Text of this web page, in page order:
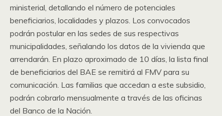
ministerial, detallando el número de potenciales
beneficiarios, localidades y plazos. Los convocados
podrán postular en las sedes de sus respectivas
municipalidades, señalando los datos de la vivienda que
arrendarán. En plazo aproximado de 10 días, la lista final
de beneficiarios del BAE se remitirá al FMV para su
comunicación. Las familias que accedan a este subsidio,
podrán cobrarlo mensualmente a través de las oficinas
del Banco de la Nación.